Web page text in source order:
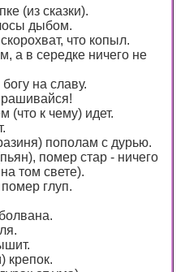
(из сказки).
дыбом.
что копыл.
а в середке ничего не
на славу.
(что к чему) идет.
пополам с дурью.
помер стар - ничего
том свете).
глуп.
крепок.